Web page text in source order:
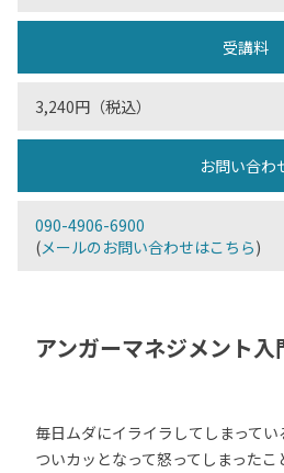
受講料
3,240円（税込）
お問い合わ
090-4906-6900
(メールのお問い合わせはこちら)
アンガーマネジメント入
毎日ムダにイライラしてしまってい
ついカッとなって怒ってしまったこ